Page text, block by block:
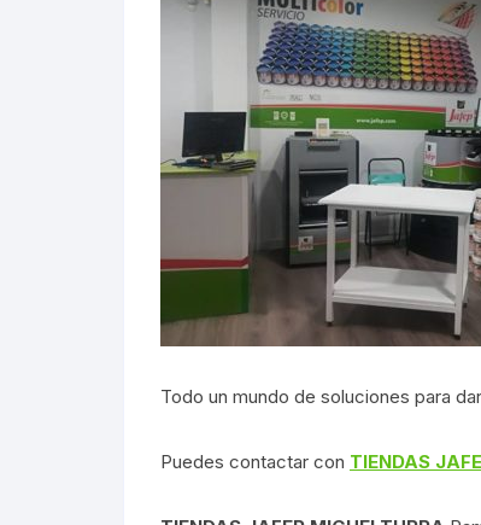
Todo un mundo de soluciones para
Puedes contactar con TIENDAS